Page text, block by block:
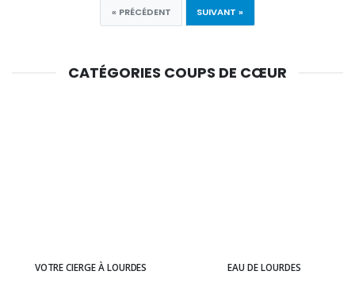
« PRÉCÉDENT SUIVANT »
CATÉGORIES COUPS DE CŒUR
VOTRE CIERGE À LOURDES EAU DE LOURDES